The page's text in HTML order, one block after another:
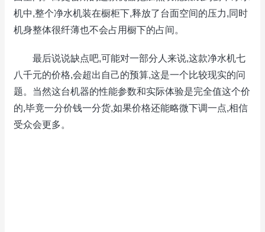
机中,整个净水机装在橱柜下,释放了台面空间的压力,同时
机身整体很纤薄也不会占用橱下的占间。
最后说说缺点吧,可能对一部分人来说,这款净水机七
八千元的价格,会超出自己的预算,这是一个比较现实的问
题。当然这台机器的性能参数和实际体验是完全值这个价
的,毕竟一分价钱一分货,如果价格还能略微下调一点,相信
受众会更多。